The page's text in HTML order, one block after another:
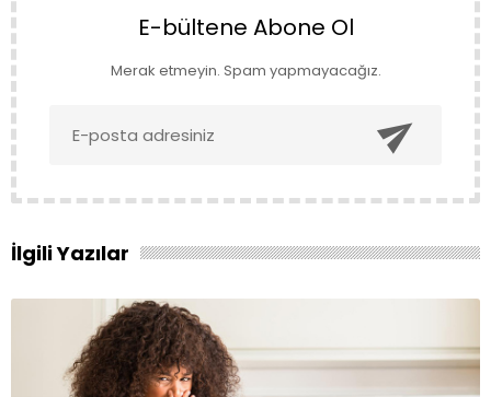
E-bültene Abone Ol
Merak etmeyin. Spam yapmayacağız.

İlgili Yazılar